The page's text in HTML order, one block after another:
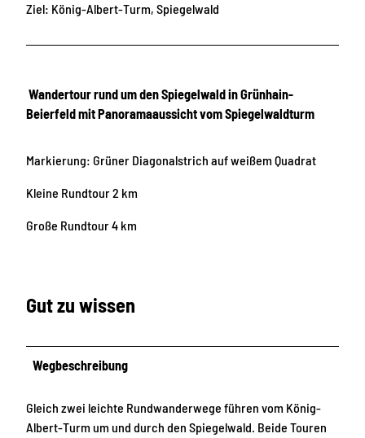
Ziel: König-Albert-Turm, Spiegelwald
Wandertour rund um den Spiegelwald in Grünhain-
Beierfeld mit Panoramaaussicht vom Spiegelwaldturm
Markierung: Grüner Diagonalstrich auf weißem Quadrat
Kleine Rundtour 2 km
Große Rundtour 4 km
Gut zu wissen
Wegbeschreibung
Gleich zwei leichte Rundwanderwege führen vom König-
Albert-Turm um und durch den Spiegelwald. Beide Touren